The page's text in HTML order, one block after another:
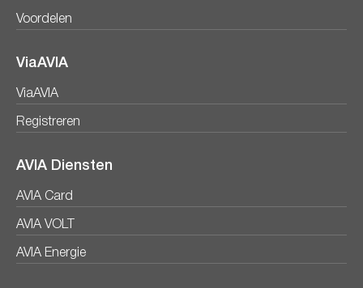
Voordelen
ViaAVIA
ViaAVIA
Registreren
AVIA Diensten
AVIA Card
AVIA VOLT
AVIA Energie